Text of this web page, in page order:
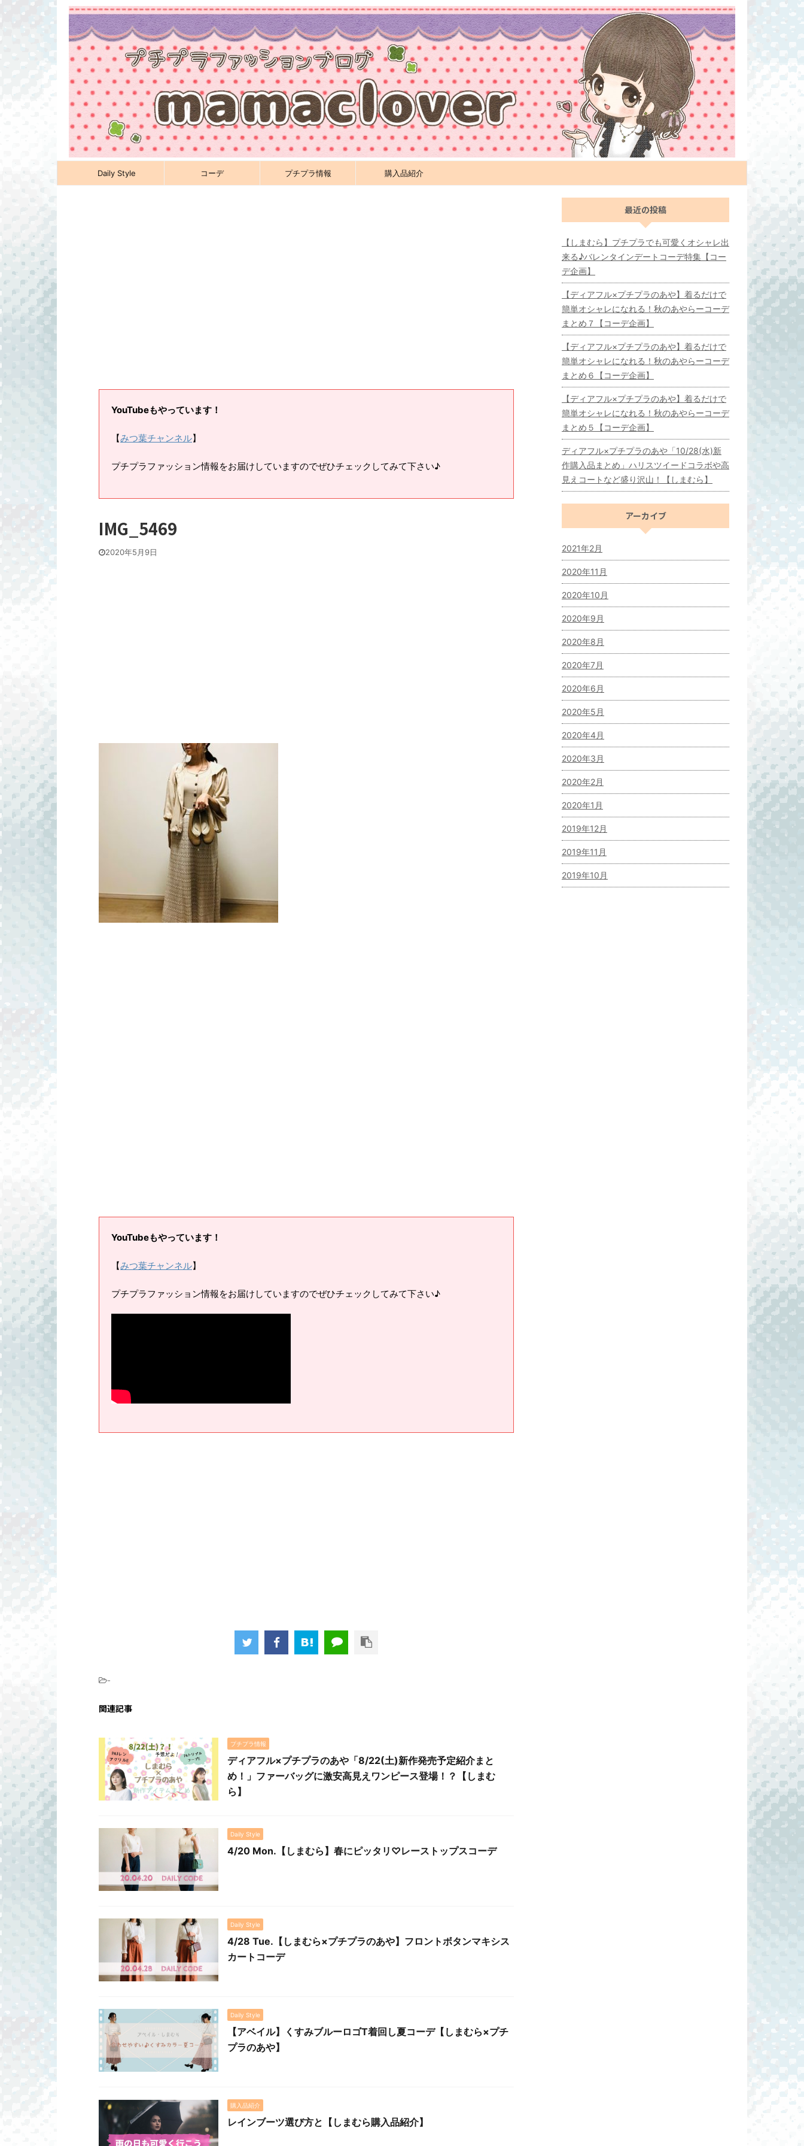
Daily Style コーデ プチプラ情報 購入品紹介
YouTubeもやっています！
【みつ葉チャンネル】
プチプラファッション情報をお届けしていますのでぜひチェックしてみて下さい♪
IMG_5469
2020年5月9日
YouTubeもやっています！
【みつ葉チャンネル】
プチプラファッション情報をお届けしていますのでぜひチェックしてみて下さい♪
-
関連記事
プチプラ情報
ディアフル×プチプラのあや「8/22(土)新作発売予定紹介まと
め！」ファーバッグに激安高見えワンピース登場！？【しまむ
ら】
Daily Style
4/20 Mon.【しまむら】春にピッタリ♡レーストップスコーデ
Daily Style
4/28 Tue.【しまむら×プチプラのあや】フロントボタンマキシス
カートコーデ
Daily Style
【アベイル】くすみブルーロゴT着回し夏コーデ【しまむら×プチ
プラのあや】
購入品紹介
レインブーツ選び方と【しまむら購入品紹介】
最近の投稿
【しまむら】プチプラでも可愛くオシャレ出
来る♪バレンタインデートコーデ特集【コー
デ企画】
【ディアフル×プチプラのあや】着るだけで
簡単オシャレになれる！秋のあやらーコーデ
まとめ７【コーデ企画】
【ディアフル×プチプラのあや】着るだけで
簡単オシャレになれる！秋のあやらーコーデ
まとめ６【コーデ企画】
【ディアフル×プチプラのあや】着るだけで
簡単オシャレになれる！秋のあやらーコーデ
まとめ５【コーデ企画】
ディアフル×プチプラのあや「10/28(水)新
作購入品まとめ」ハリスツイードコラボや高
見えコートなど盛り沢山！【しまむら】
アーカイブ
2021年2月
2020年11月
2020年10月
2020年9月
2020年8月
2020年7月
2020年6月
2020年5月
2020年4月
2020年3月
2020年2月
2020年1月
2019年12月
2019年11月
2019年10月